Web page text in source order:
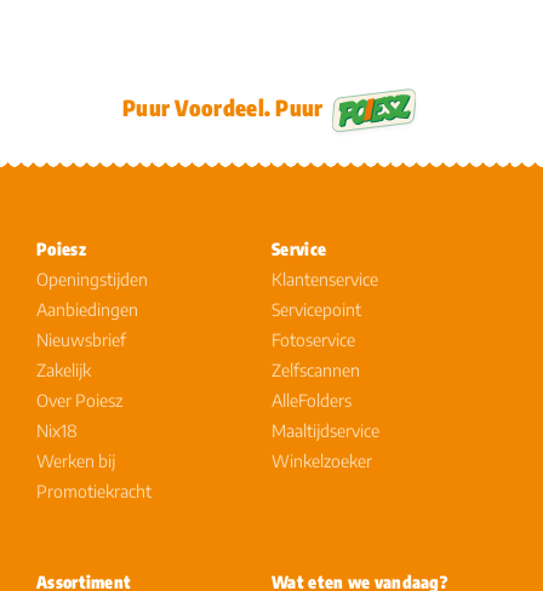
Puur Voordeel. Puur
Poiesz
Openingstijden
Aanbiedingen
Nieuwsbrief
Zakelijk
Over Poiesz
Nix18
Werken bij
Promotiekracht
Service
Klantenservice
Servicepoint
Fotoservice
Zelfscannen
AlleFolders
Maaltijdservice
Winkelzoeker
Assortiment Wat eten we vandaag?